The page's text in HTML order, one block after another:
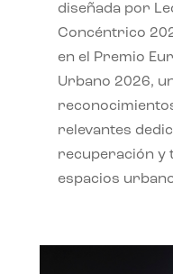
diseñada por
Concéntrico
en el Premio
Urbano 2026,
relevantes
recuperación y
espacios